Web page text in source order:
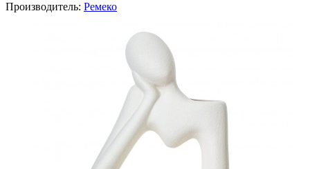
Производитель: Ремеко